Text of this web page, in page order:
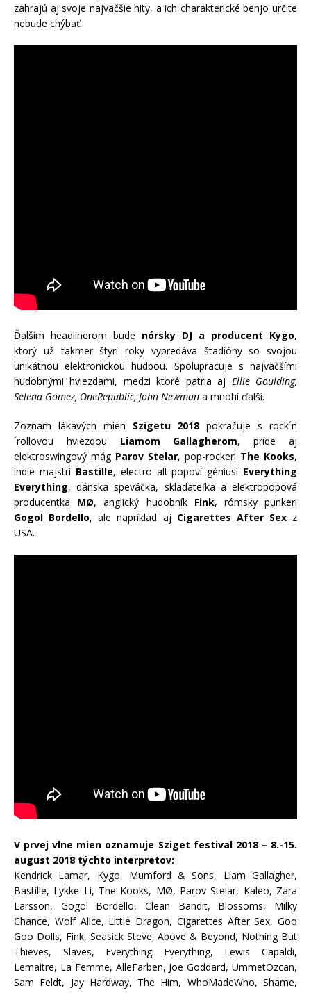
zahrajú aj svoje najväčšie hity, a ich charakterické benjo určite
nebude chýbať.
Ďalším headlinerom bude nórsky DJ a producent Kygo,
ktorý už takmer štyri roky vypredáva štadióny so svojou
unikátnou elektronickou hudbou. Spolupracuje s najväčšími
hudobnými hviezdami, medzi ktoré patria aj Ellie Goulding,
Selena Gomez, OneRepublic, John Newman a mnohí ďalší.
Zoznam lákavých mien Szigetu 2018 pokračuje s rock´n
´rollovou hviezdou Liamom Gallagherom, príde aj
elektroswingový mág Parov Stelar, pop-rockeri The Kooks,
indie majstri Bastille, electro alt-popoví géniusi Everything
Everything, dánska speváčka, skladateľka a elektropopová
producentka MØ, anglický hudobník Fink, rómsky punkeri
Gogol Bordello, ale napríklad aj Cigarettes After Sexz
USA.
V prvej vlne mien oznamuje Sziget festival 2018 – 8.-15.
august 2018 týchto interpretov:
Kendrick Lamar, Kygo, Mumford & Sons, Liam Gallagher,
Bastille, Lykke Li, The Kooks, MØ, Parov Stelar, Kaleo, Zara
Larsson, Gogol Bordello, Clean Bandit, Blossoms, Milky
Chance, Wolf Alice, Little Dragon, Cigarettes After Sex, Goo
Goo Dolls, Fink, Seasick Steve, Above & Beyond, Nothing But
Thieves, Slaves, Everything Everything, Lewis Capaldi,
Lemaitre, La Femme, AlleFarben, Joe Goddard, UmmetOzcan,
Sam Feldt, Jay Hardway, The Him, WhoMadeWho, Shame,